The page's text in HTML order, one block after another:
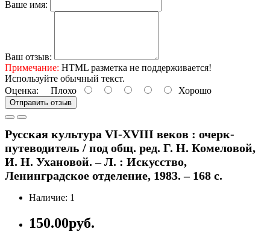
Ваше имя:
Ваш отзыв:
Примечание: HTML разметка не поддерживается!
Используйте обычный текст.
Оценка: Плохо Хорошо
Отправить отзыв
Русская культура VI-XVIII веков : очерк-
путеводитель / под общ. ред. Г. Н. Комеловой,
И. Н. Ухановой. – Л. : Искусство,
Ленинградское отделение, 1983. – 168 с.
Наличие: 1
150.00руб.